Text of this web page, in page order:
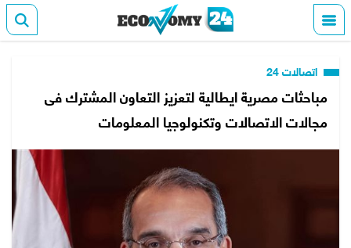
اتصالات 24
مباحثات مصرية ايطالية لتعزيز التعاون المشترك فى
مجالات الاتصالات وتكنولوجيا المعلومات